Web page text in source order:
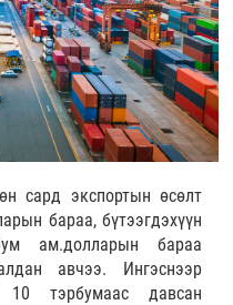
сард экспортын өсөлт
бараа, бүтээгдэхүүн
ам.долларын бараа
авчээ. Ингэснээр
10 тэрбумаас давсан